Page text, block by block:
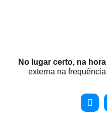
No lugar certo, na
externa na